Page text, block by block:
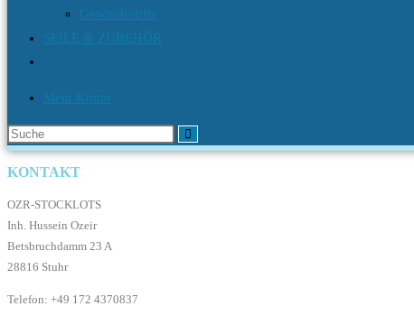
Gewindestifte
SEILE & ZUBEHÖR
Mein Konto
Diese
Website
durchsuchen
KONTAKT
OZR-STOCKLOTS
Inh. Hussein Ozeir
Betsbruchdamm 23 A
28816 Stuhr
Telefon: +49 172 4370837